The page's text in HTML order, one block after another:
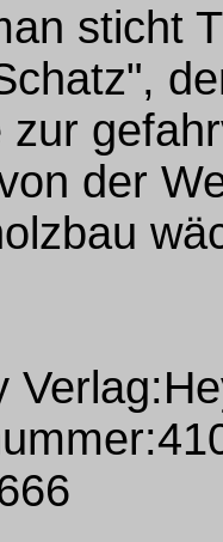
sticht
zur
der